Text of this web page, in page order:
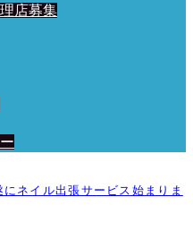
店募集
にネイル出張サービス始まりま